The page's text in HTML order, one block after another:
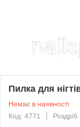
Пилка для
Немає в наявності
Код: 4771
Роздріб